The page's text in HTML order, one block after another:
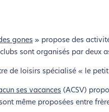
dans son Mode Eco. Celui-ci
gones » propose des
sont organisés par
de loisirs spécialisé « le
ses vacances (ACSV)
même proposées entre